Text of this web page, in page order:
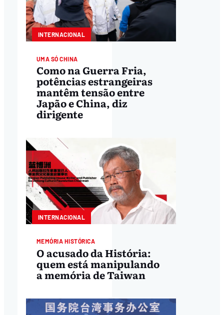
INTERNACIONAL
UMA SÓ CHINA
Como na Guerra Fria,
potências estrangeiras
mantêm tensão entre
Japão e China, diz
dirigente
INTERNACIONAL
MEMÓRIA HISTÓRICA
O acusado da História:
quem está manipulando
a memória de Taiwan